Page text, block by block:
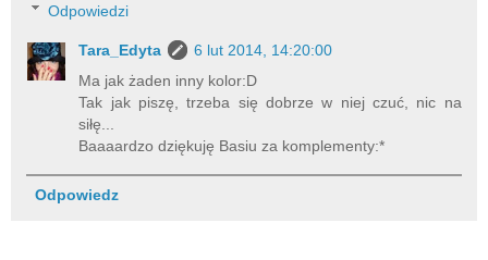
Odpowiedzi
Tara_Edyta
6 lut 2014, 14:20:00
Ma jak żaden inny kolor:D
Tak jak piszę, trzeba się dobrze w niej czuć, nic na
siłę...
Baaaardzo dziękuję Basiu za komplementy:*
Odpowiedz